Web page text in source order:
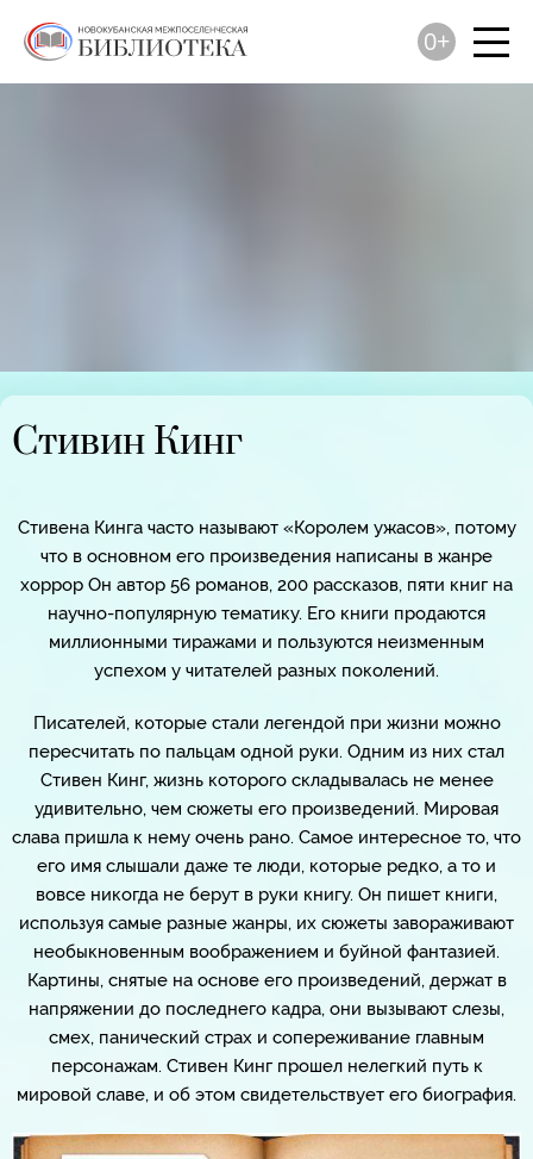
0+
Стивин Кинг
Стивена Кинга часто называют «Королем ужасов», потому
что в основном его произведения написаны в жанре
хоррор Он автор 56 романов, 200 рассказов, пяти книг на
научно-популярную тематику. Его книги продаются
миллионными тиражами и пользуются неизменным
успехом у читателей разных поколений.
Писателей, которые стали легендой при жизни можно
пересчитать по пальцам одной руки. Одним из них стал
Стивен Кинг, жизнь которого складывалась не менее
удивительно, чем сюжеты его произведений. Мировая
слава пришла к нему очень рано. Самое интересное то, что
его имя слышали даже те люди, которые редко, а то и
вовсе никогда не берут в руки книгу. Он пишет книги,
используя самые разные жанры, их сюжеты завораживают
необыкновенным воображением и буйной фантазией.
Картины, снятые на основе его произведений, держат в
напряжении до последнего кадра, они вызывают слезы,
смех, панический страх и сопереживание главным
персонажам. Стивен Кинг прошел нелегкий путь к
мировой славе, и об этом свидетельствует его биография.